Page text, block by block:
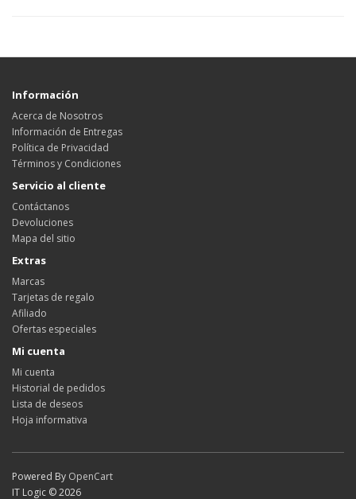
Información
Acerca de Nosotros
Información de Entregas
Política de Privacidad
Términos y Condiciones
Servicio al cliente
Contáctanos
Devoluciones
Mapa del sitio
Extras
Marcas
Tarjetas de regalo
Afiliado
Ofertas especiales
Mi cuenta
Mi cuenta
Historial de pedidos
Lista de deseos
Hoja informativa
Powered By OpenCart
IT Logic © 2026